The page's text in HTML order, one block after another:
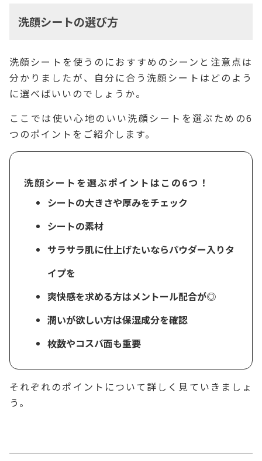
洗顔シートの選び方
洗顔シートを使うのにおすすめのシーンと注意点は
分かりましたが、自分に合う洗顔シートはどのよう
に選べばいいのでしょうか。
ここでは使い心地のいい洗顔シートを選ぶための6
つのポイントをご紹介します。
洗顔シートを選ぶポイントはこの6つ！
シートの大きさや厚みをチェック
シートの素材
サラサラ肌に仕上げたいならパウダー入りタ
イプを
爽快感を求める方はメントール配合が◎
潤いが欲しい方は保湿成分を確認
枚数やコスパ面も重要
それぞれのポイントについて詳しく見ていきましょ
う。